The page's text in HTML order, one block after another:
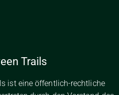
Trails
ist eine öffentlich-rechtliche